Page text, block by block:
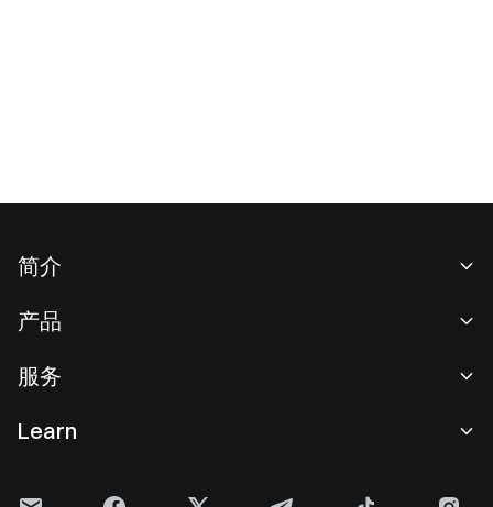
简介
新闻中心
产品
现货交易
服务
Learn